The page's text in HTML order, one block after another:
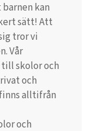
kan
sätt! Att
tror vi
Vår
skolor och
och
alltifrån
och